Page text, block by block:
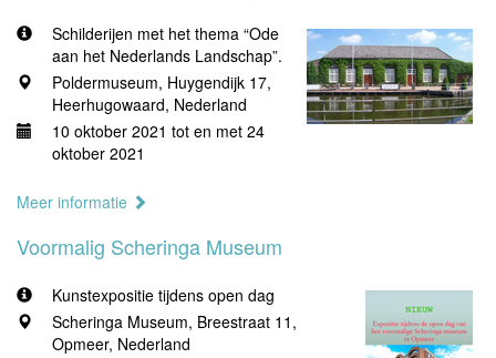
Schilderijen met het thema “Ode
aan het Nederlands Landschap”.
Poldermuseum, Huygendijk 17,
Heerhugowaard, Nederland
10 oktober 2021 tot en met 24
oktober 2021
Meer informatie
Voormalig Scheringa Museum
Kunstexpositie tijdens open dag
Scheringa Museum, Breestraat 11,
Opmeer, Nederland